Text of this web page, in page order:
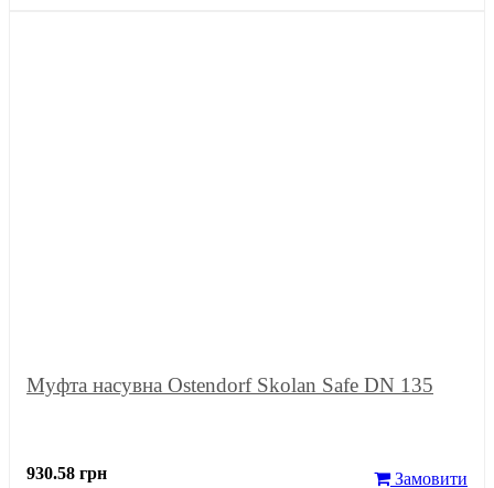
Муфта насувна Ostendorf Skolan Safe DN 135
930.58 грн Замовити